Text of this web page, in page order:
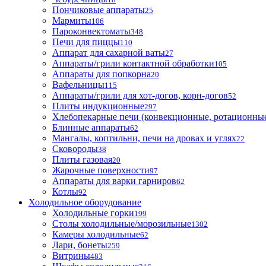
Пончиковые аппараты25
Мармиты106
Пароконвектоматы348
Печи для пиццы110
Аппарат для сахарной ваты27
Аппараты/грили контактной обработки105
Аппараты для попкорна20
Вафельницы115
Аппараты/грили для хот-догов, корн-догов52
Плиты индукционные297
Хлебопекарные печи (конвекционные,
Блинные аппараты62
Мангалы, коптильни, печи на дровах и углях22
Сковороды38
Плиты газовая20
Жарочные поверхности97
Аппараты для варки гарниров62
Котлы92
Холодильное оборудование
Холодильные горки199
Столы холодильные/морозильные1302
Камеры холодильные62
Лари, бонеты259
Витрины483